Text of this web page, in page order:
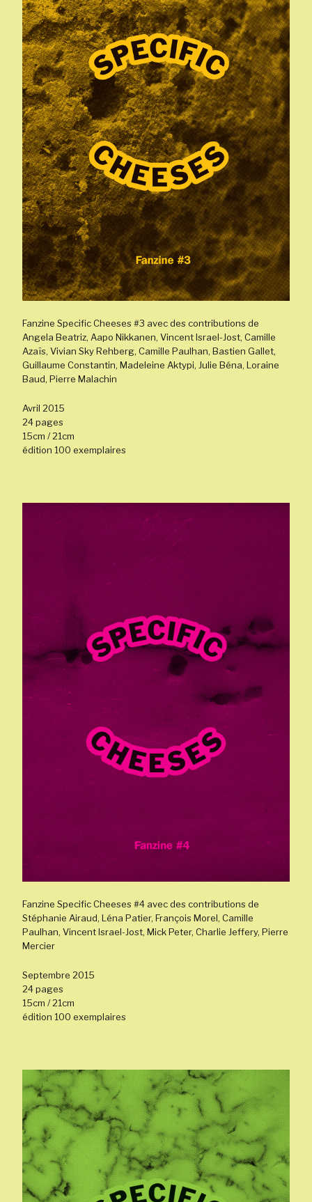
Fanzine Specific Cheeses #3 avec des contributions de
Angela Beatriz, Aapo Nikkanen, Vincent Israel-Jost, Camille
Azaïs, Vivian Sky Rehberg, Camille Paulhan, Bastien Gallet,
Guillaume Constantin, Madeleine Aktypi, Julie Béna, Loraine
Baud, Pierre Malachin
Avril 2015
24 pages
15cm / 21cm
édition 100 exemplaires
Fanzine Specific Cheeses #4 avec des contributions de
Stéphanie Airaud, Léna Patier, François Morel, Camille
Paulhan, Vincent Israel-Jost, Mick Peter, Charlie Jeffery, Pierre
Mercier
Septembre 2015
24 pages
15cm / 21cm
édition 100 exemplaires